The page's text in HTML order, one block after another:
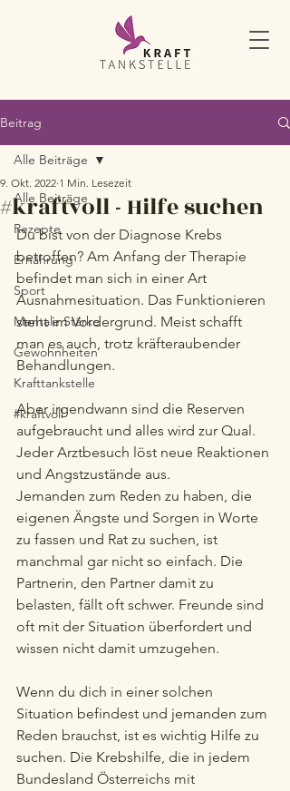
Beitrag
Alle Beiträge
Rezepte
Ernährung
Sport
Mentale Stärke
Gewohnheiten
Krafttankstelle
#kraftvoll
Alle Beiträge
#kraftvoll - Hilfe suchen
9. Okt. 2022 1 Min. Lesezeit
Du bist von der Diagnose Krebs
betroffen? Am Anfang der Therapie
befindet man sich in einer Art
Ausnahmesituation. Das Funktionieren
steht im Vordergrund. Meist schafft
man es auch, trotz kräfteraubender
Behandlungen.
Aber irgendwann sind die Reserven
aufgebraucht und alles wird zur Qual.
Jeder Arztbesuch löst neue Reaktionen
und Angstzustände aus.
Jemanden zum Reden zu haben, die
eigenen Ängste und Sorgen in Worte
zu fassen und Rat zu suchen, ist
manchmal gar nicht so einfach. Die
Partnerin, den Partner damit zu
belasten, fällt oft schwer. Freunde sind
oft mit der Situation überfordert und
wissen nicht damit umzugehen.
Wenn du dich in einer solchen
Situation befindest und jemanden zum
Reden brauchst, ist es wichtig Hilfe zu
suchen. Die Krebshilfe, die in jedem
Bundesland Österreichs mit